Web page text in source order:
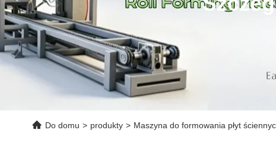
Do domu > produkty > Maszyna do formowania płyt